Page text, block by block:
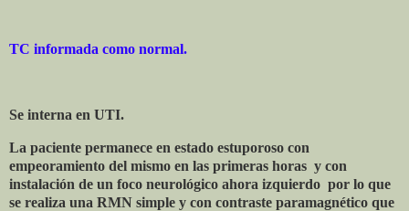
TC informada como normal.
Se interna en UTI.
La paciente permanece en estado estuporoso con
empeoramiento del mismo en las primeras horas y con
instalación de un foco neurológico ahora izquierdo por lo que
se realiza una RMN simple y con contraste paramagnético que